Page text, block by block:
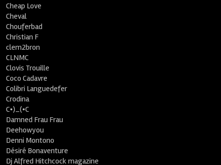
Cheap Love
Cheval
Chouferbad
Christian F
clem2bron
CLNMC
Clovis Trouille
Coco Cadavre
Colibri Languedefer
Crodina
C•)_(•C
Damned Frau Frau
Deehowyou
Denni Montono
Désiré Bonaventure
Dj Alfred Hitchcock magazine